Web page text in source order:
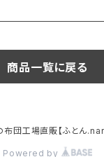
商品一覧に戻る
団工場直販【ふとん
Powered by